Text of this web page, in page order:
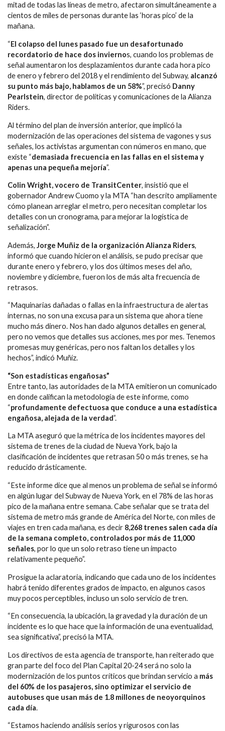
mitad de todas las líneas de metro, afectaron simultáneamente a
cientos de miles de personas durante las ‘horas pico’ de la
mañana.
“El colapso del lunes pasado fue un desafortunado
recordatorio de hace dos inviernos, cuando los problemas de
señal aumentaron los desplazamientos durante cada hora pico
de enero y febrero del 2018 y el rendimiento del Subway, alcanzó
su punto más bajo, hablamos de un 58%”, precisó Danny
Pearlstein, director de políticas y comunicaciones de la Alianza
Riders.
Al término del plan de inversión anterior, que implicó la
modernización de las operaciones del sistema de vagones y sus
señales, los activistas argumentan con números en mano, que
existe “demasiada frecuencia en las fallas en el sistema y
apenas una pequeña mejoría”.
Colin Wright, vocero de TransitCenter, insistió que el
gobernador Andrew Cuomo y la MTA “han descrito ampliamente
cómo planean arreglar el metro, pero necesitan completar los
detalles con un cronograma, para mejorar la logística de
señalización”.
Además, Jorge Muñiz de la organización Alianza Riders,
informó que cuando hicieron el análisis, se pudo precisar que
durante enero y febrero, y los dos últimos meses del año,
noviembre y diciembre, fueron los de más alta frecuencia de
retrasos.
“Maquinarias dañadas o fallas en la infraestructura de alertas
internas, no son una excusa para un sistema que ahora tiene
mucho más dinero. Nos han dado algunos detalles en general,
pero no vemos que detalles sus acciones, mes por mes. Tenemos
promesas muy genéricas, pero nos faltan los detalles y los
hechos”, indicó Muñíz.
“Son estadísticas engañosas”
Entre tanto, las autoridades de la MTA emitieron un comunicado
en donde califican la metodología de este informe, como
“profundamente defectuosa que conduce a una estadística
engañosa, alejada de la verdad”.
La MTA aseguró que la métrica de los incidentes mayores del
sistema de trenes de la ciudad de Nueva York, bajo la
clasificación de incidentes que retrasan 50 o más trenes, se ha
reducido drásticamente.
“Este informe dice que al menos un problema de señal se informó
en algún lugar del Subway de Nueva York, en el 78% de las horas
pico de la mañana entre semana. Cabe señalar que se trata del
sistema de metro más grande de América del Norte, con miles de
viajes en tren cada mañana, es decir 8,268 trenes salen cada día
de la semana completo, controlados por más de 11,000
señales, por lo que un solo retraso tiene un impacto
relativamente pequeño”.
Prosigue la aclaratoria, indicando que cada uno de los incidentes
habrá tenido diferentes grados de impacto, en algunos casos
muy pocos perceptibles, incluso un solo servicio de tren.
“En consecuencia, la ubicación, la gravedad y la duración de un
incidente es lo que hace que la información de una eventualidad,
sea significativa”, precisó la MTA.
Los directivos de esta agencia de transporte, han reiterado que
gran parte del foco del Plan Capital 20-24 será no solo la
modernización de los puntos críticos que brindan servicio a más
del 60% de los pasajeros, sino optimizar el servicio de
autobuses que usan más de 1.8 millones de neoyorquinos
cada día.
“Estamos haciendo análisis serios y rigurosos con las